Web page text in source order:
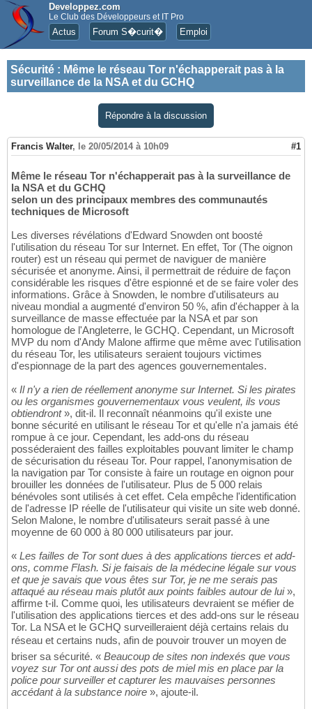
Developpez.com
Le Club des Développeurs et IT Pro
Actus Forum S�curit� Emploi
Sécurité : Même le réseau Tor n'échapperait pas à la
surveillance de la NSA et du GCHQ
Répondre à la discussion
Francis Walter, le 20/05/2014 à 10h09 #1
Même le réseau Tor n'échapperait pas à la surveillance de
la NSA et du GCHQ
selon un des principaux membres des communautés
techniques de Microsoft
Les diverses révélations d'Edward Snowden ont boosté
l'utilisation du réseau Tor sur Internet. En effet, Tor (The oignon
router) est un réseau qui permet de naviguer de manière
sécurisée et anonyme. Ainsi, il permettrait de réduire de façon
considérable les risques d'être espionné et de se faire voler des
informations. Grâce à Snowden, le nombre d'utilisateurs au
niveau mondial a augmenté d'environ 50 %, afin d'échapper à la
surveillance de masse effectuée par la NSA et par son
homologue de l'Angleterre, le GCHQ. Cependant, un Microsoft
MVP du nom d'Andy Malone affirme que même avec l'utilisation
du réseau Tor, les utilisateurs seraient toujours victimes
d'espionnage de la part des agences gouvernementales.
« Il n'y a rien de réellement anonyme sur Internet. Si les pirates
ou les organismes gouvernementaux vous veulent, ils vous
obtiendront», dit-il. Il reconnaît néanmoins qu'il existe une
bonne sécurité en utilisant le réseau Tor et qu'elle n'a jamais été
rompue à ce jour. Cependant, les add-ons du réseau
posséderaient des failles exploitables pouvant limiter le champ
de sécurisation du réseau Tor. Pour rappel, l'anonymisation de
la navigation par Tor consiste à faire un routage en oignon pour
brouiller les données de l'utilisateur. Plus de 5 000 relais
bénévoles sont utilisés à cet effet. Cela empêche l'identification
de l'adresse IP réelle de l'utilisateur qui visite un site web donné.
Selon Malone, le nombre d'utilisateurs serait passé à une
moyenne de 60 000 à 80 000 utilisateurs par jour.
« Les failles de Tor sont dues à des applications tierces et add-
ons, comme Flash. Si je faisais de la médecine légale sur vous
et que je savais que vous êtes sur Tor, je ne me serais pas
attaqué au réseau mais plutôt aux points faibles autour de lui»,
affirme t-il. Comme quoi, les utilisateurs devraient se méfier de
l'utilisation des applications tierces et des add-ons sur le réseau
Tor. La NSA et le GCHQ surveilleraient déjà certains relais du
réseau et certains nuds, afin de pouvoir trouver un moyen de
briser sa sécurité. « Beaucoup de sites non indexés que vous
voyez sur Tor ont aussi des pots de miel mis en place par la
police pour surveiller et capturer les mauvaises personnes
accédant à la substance noire », ajoute-il.